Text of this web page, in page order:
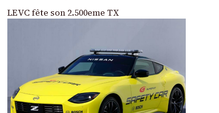
LEVC fête son 2.500eme TX